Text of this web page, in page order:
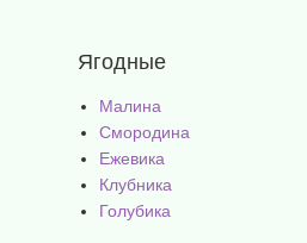
Ягодные
Малина
Смородина
Ежевика
Клубника
Голубика